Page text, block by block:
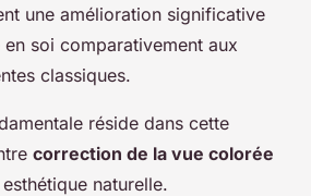
une amélioration significative
soi comparativement aux
classiques.
réside dans cette
correction de la vue colorée
naturelle.